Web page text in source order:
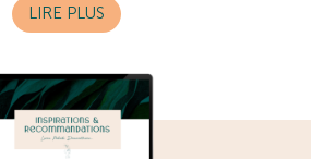
LIRE PLUS